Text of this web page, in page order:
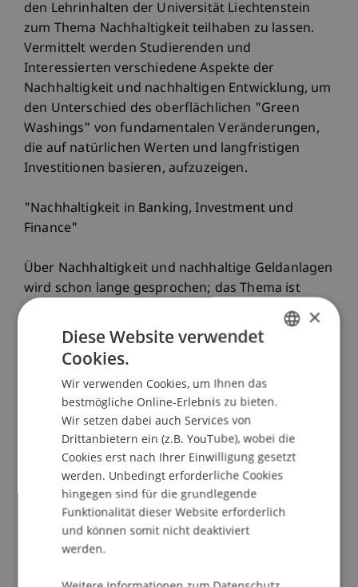
den Lehrinhalten der Universität Liechtenstein
zum Thema Nachhaltigkeit teilhaben zu lassen.
Vermittelt werden Studierenden und
Interessierten verschiedene Aspekte der
Nachhaltigkeit und nachhaltigen Entwicklung, um
den Unterschied des oberflächlichen "Green
Washings" von fundamentalen Veränderungen,
die auf natürlichen Werten und langfristigen
Investitionen basieren, aufzuzeigen.
"Nachhaltigkeit in Banking, Investment und
Finance"
Über Nachhaltigkeit und nachhaltige Geldanlagen
wird schon lange gesprochen; das Thema ist
nicht neu. So richtig Fahrt aufgenommen hat das
Thema aber erst seit 2015. Das Jahr 2015 kann als
historisches Jahr bezeichnet werden, denn es
wurden mit dem Pariser Klimaabkommen und
den von den Vereinten Nationen verabschiedeten
Nachhaltigen Entwicklungszielen (kurz SDGs)
gleich zwei Meilensteine auf internationaler
Ebene gesetzt. Diese beiden internationalen,
politischen Grundsatzbekenntnisse haben der
Nachhaltigkeitsdiskussion in einen riesigen Schub
verliehen. Die EU hat mit ihrem Action Plan on
Sustainable Growth und der darauf fussenden
Nachhaltigkeitsregulierung gleichsam eine
×
Diese Website verwendet
Cookies.
Wir verwenden Cookies, um Ihnen das
bestmögliche Online-Erlebnis zu bieten.
Wir setzen dabei auch Services von
Drittanbietern ein (z.B. YouTube), wobei die
Cookies erst nach Ihrer Einwilligung gesetzt
werden. Unbedingt erforderliche Cookies
hingegen sind für die grundlegende
Funktionalität dieser Website erforderlich
und können somit nicht deaktiviert
werden.